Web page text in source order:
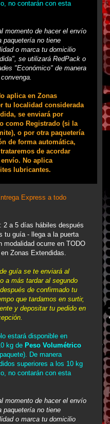
no contarán con esta
momento de hacer el envío
paquetería no tiene
o marca tu domicilio
se utilizará RedPack o
"Económico" de manera
aplica en Zonas
tu localidad considerada
se enviará por
como Registrado (si la
o por otra paquetería
de forma automática,
de acordar
No aplica
lubricantes.
Express a todo
2 a 5 días hábiles después
tu guía - llega a la puerta
modalidad ocurre en TODO
Zonas Extendidas.
guía se te enviará al
a más tardar al segundo
de confirmado tu
que tardamos en surtir,
y depositar tu pedido en
estará disponible en
kg de Peso Volumétrico
De manera
superiores a los 10 kg
no contarán con esta
momento de hacer el envío
paquetería no tiene
o marca tu domicilio